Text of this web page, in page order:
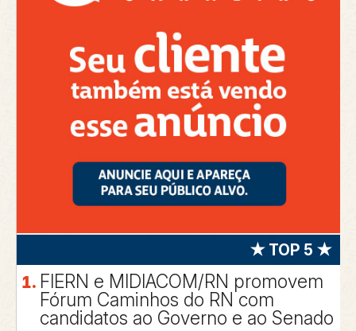
★ TOP 5 ★
FIERN e MIDIACOM/RN promovem
Fórum Caminhos do RN com
candidatos ao Governo e ao Senado